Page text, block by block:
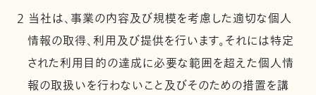
2 当社は、事業の内容及び規模を考慮した適切な個人
情報の取得、利用及び提供を行います。それには特定
された利用目的の達成に必要な範囲を超えた個人情
報の取扱いを行わないこと及びそのための措置を講